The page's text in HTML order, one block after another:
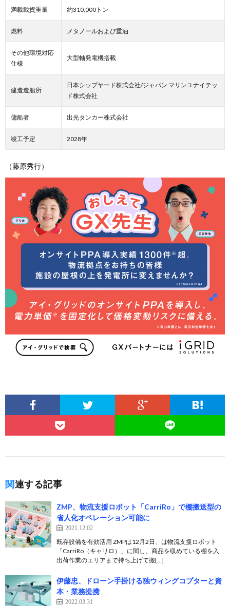
満載載貨重量 約310,000トン
燃料 メタノールおよび重油
その他環境対応
仕様
大型軸発電機搭載
建造造船所
日本シップヤード株式会社/ジャパン マリンユナイテッ
ド株式会社
傭船者 出光タンカー株式会社
竣工予定 2028年
（藤原秀行）
関連する記事
ZMP、物流支援ロボット「CarriRo」で棚搬送型の
省人化オペレーション可能に
2021.12.02
既存設備を有効活用 ZMPは12月2日、は物流支援ロボット
「CarriRo（キャリロ）」に関し、商品を収めている棚を入
出荷作業のエリアまで持ち上げて搬[…]
伊藤忠、ドローン手掛ける独ウィングコプターと資
本・業務提携
2022.03.31